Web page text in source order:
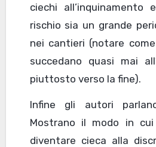
ciechi all’inquinamento
rischio sia un grande
nei cantieri (notare
succedano quasi mai
piuttosto verso la fine).
Infine gli autori
Mostrano il modo in
diventare cieca alla